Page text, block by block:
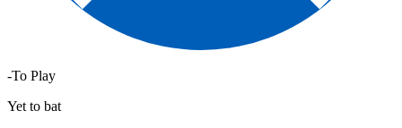
-To Play
Yet to bat